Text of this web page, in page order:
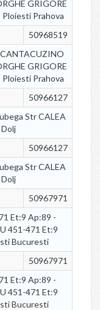
GRIGORE
Prahova
50968519
GRIGORE
Prahova
50966127
Str CALEA
50966127
Str CALEA
50967971
Et:9 Ap:89 -
451-471 Et:9
Bucuresti
50967971
Et:9 Ap:89 -
451-471 Et:9
Bucuresti